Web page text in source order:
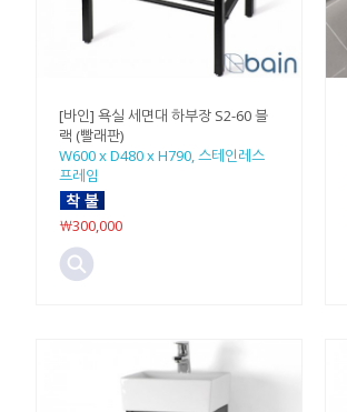
[바인] 욕실 세면대 하부장 S2-60 블
랙 (빨래판)
W600 x D480 x H790, 스테인레스
프레임
￦300,000